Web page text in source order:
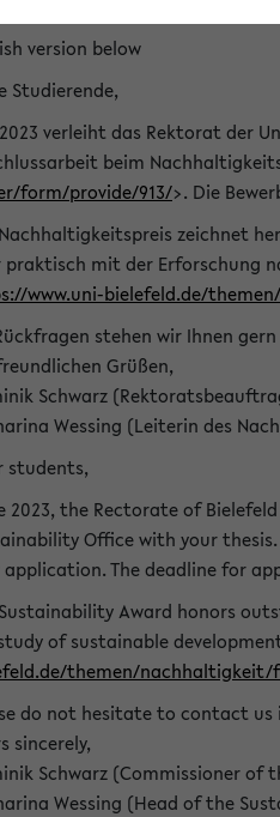
version below
Studierende,
verleiht das Rektorat der
beim
form/provide/913/>. Die
zeichnet
praktisch mit der Erforschung
www.uni-bielefeld.de/
stehen wir Ihnen
Grüßen,
Schwarz
Wessing (Leiterin des
students,
2023, the Rectorate of
Office with your
The deadline for
Award honors
of sustainable
themen/
do not hesitate to contact us
sincerely,
Schwarz (Commissioner
Wessing (Head of the